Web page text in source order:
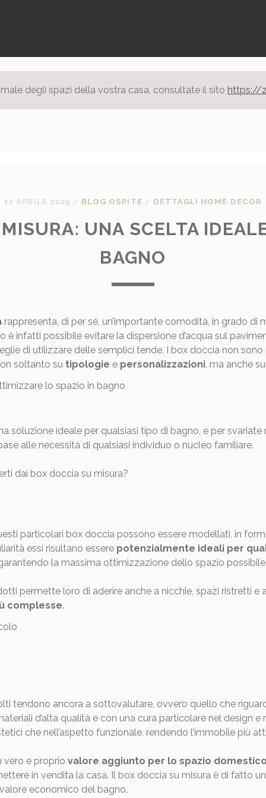
degli spazi della vostra casa, consultate il sito https://
17 APRILE 2025 / BLOG OSPITE / DETTAGLI HOME DECOR
UNA SCELTA
BAGNO
rappresenta, di per sé, un’importante comodità, in grado di
è infatti possibile evitare la dispersione d’acqua sul
di utilizzare delle semplici tende. I box doccia non
soltanto su tipologie e personalizzazioni, ma anche
soluzione ideale per qualsiasi tipo di bagno, e per
alle necessità di qualsiasi individuo o nucleo familiare.
dai box doccia su misura?
particolari box doccia possono essere modellati, in
essi risultano essere potenzialmente ideali per
la massima ottimizzazione dello spazio
permette loro di aderire anche a nicchie, spazi ristretti e
complesse.
tendono ancora a sottovalutare, ovvero quello che
d’alta qualità e con una cura particolare nel design
che nell’aspetto funzionale, rendendo l’immobile più
vero e proprio valore aggiunto per lo spazio
in vendita la casa. Il box doccia su misura è di fatto
economico del bagno.